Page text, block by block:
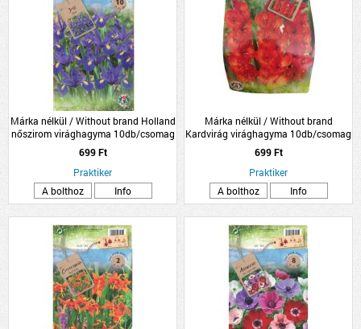
Márka nélkül / Without brand Holland
nőszirom virághagyma 10db/csomag
kék
699 Ft
Praktiker
A bolthoz
Info
Márka nélkül / Without brand
Kardvirág virághagyma 10db/csomag
piros
699 Ft
Praktiker
A bolthoz
Info